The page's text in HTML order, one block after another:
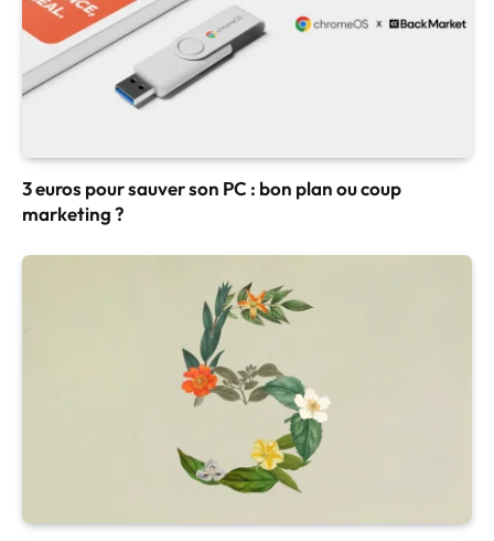
3 euros pour sauver son PC : bon plan ou coup
marketing ?